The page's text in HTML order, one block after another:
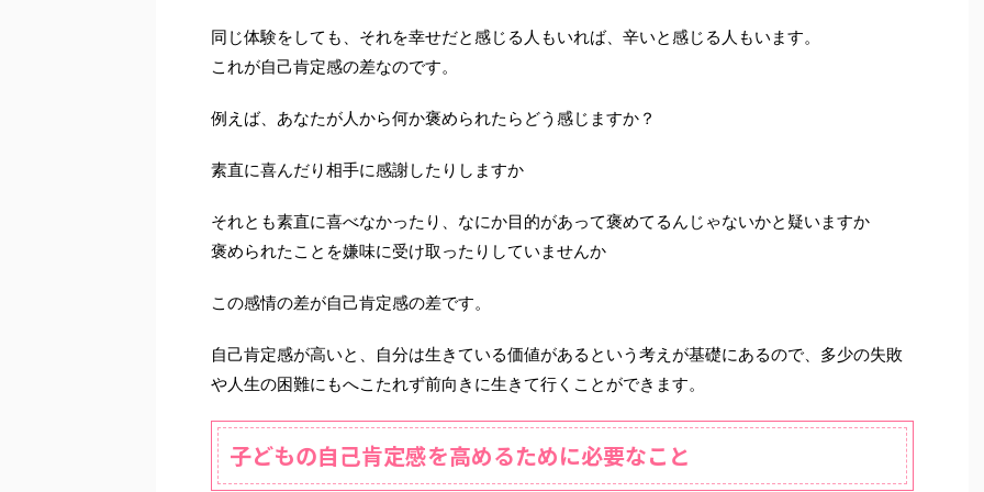
同じ体験をしても、それを幸せだと感じる人もいれば、辛いと感じる人もいます。
これが自己肯定感の差なのです。
例えば、あなたが人から何か褒められたらどう感じますか？
素直に喜んだり相手に感謝したりしますか
それとも素直に喜べなかったり、なにか目的があって褒めてるんじゃないかと疑いますか
褒められたことを嫌味に受け取ったりしていませんか
この感情の差が自己肯定感の差です。
自己肯定感が高いと、自分は生きている価値があるという考えが基礎にあるので、多少の失敗
や人生の困難にもへこたれず前向きに生きて行くことができます。
子どもの自己肯定感を高めるために必要なこと